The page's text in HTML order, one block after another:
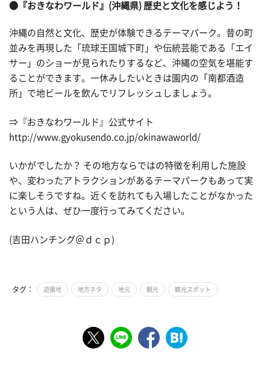
●『おきなわワールド』(沖縄県) 歴史と文化を感じよう！
沖縄の自然と文化、歴史が体験できるテーマパーク。昔の町
並みを再現した「琉球王国城下町」や伝統芸能である「エイ
サー」のショーが見られたりするなど、沖縄の空気を堪能す
ることができます。一休みしたいときは園内の「南都酒造
所」で地ビールを飲んでリフレッシュしましょう。
⇒『おきなわワールド』公式サイト
http://www.gyokusendo.co.jp/okinawaworld/
いかがでしたか？ その地方ならではの特徴を利用した施設
や、変わったアトラクションがあるテーマパークもあって実
に楽しそうですね。近くを訪れても入場したことがなかった
という人は、ぜひ一度行ってみてください。
(吉田ハンチング＠ｄｃｐ)
タグ： 遊園地 地方ネタ 地元 観光 観光スポット